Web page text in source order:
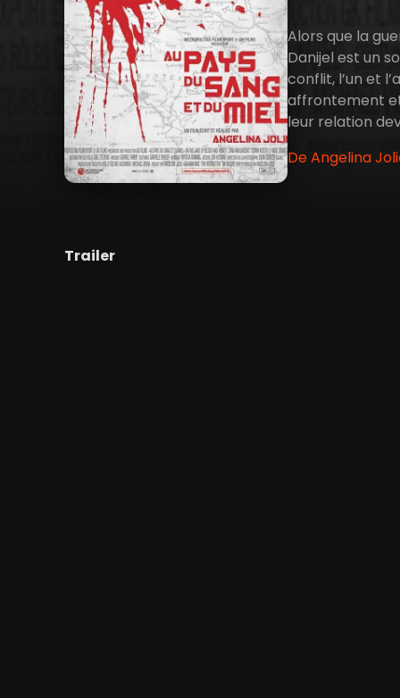
Alors que la
Danijel est un
conflit, l’un et
affrontement
leur relation
De Angelina
Trailer